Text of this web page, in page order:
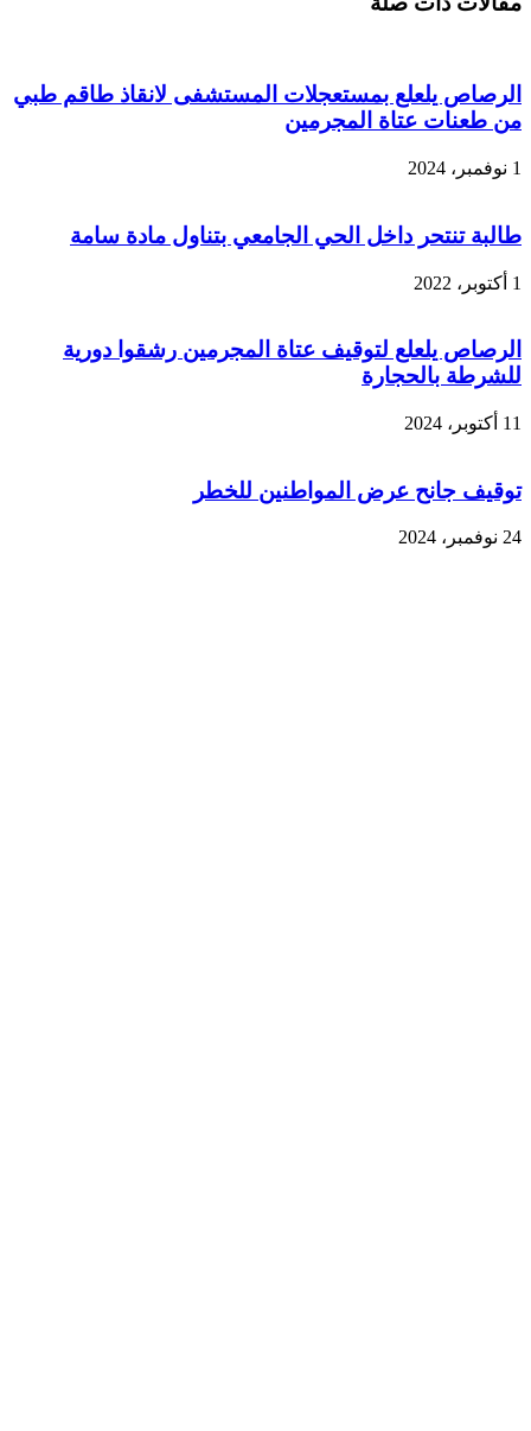
الرصاص يلعلع بمستعجلات المستشفى لانقاذ طاقم طبي
من طعنات عتاة المجرمين
1 نوفمبر، 2024
طالبة تنتحر داخل الحي الجامعي بتناول مادة سامة
1 أكتوبر، 2022
الرصاص يلعلع لتوقيف عتاة المجرمين رشقوا دورية
للشرطة بالحجارة
11 أكتوبر، 2024
توقيف جانح عرض المواطنين للخطر
24 نوفمبر، 2024